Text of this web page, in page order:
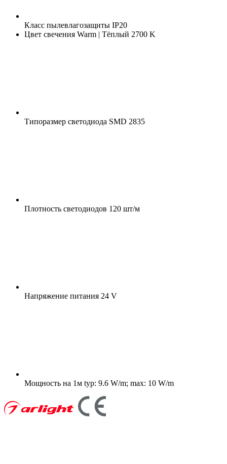
Класс пылевлагозащиты IP20
Цвет свечения Warm | Тёплый 2700 K
Типоразмер светодиода SMD 2835
Плотность светодиодов 120 шт/м
Напряжение питания 24 V
Мощность на 1м typ: 9.6 W/m; max: 10 W/m